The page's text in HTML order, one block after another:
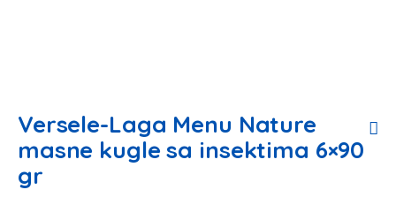
Versele-Laga Menu Nature
masne kugle sa insektima 6×90
gr